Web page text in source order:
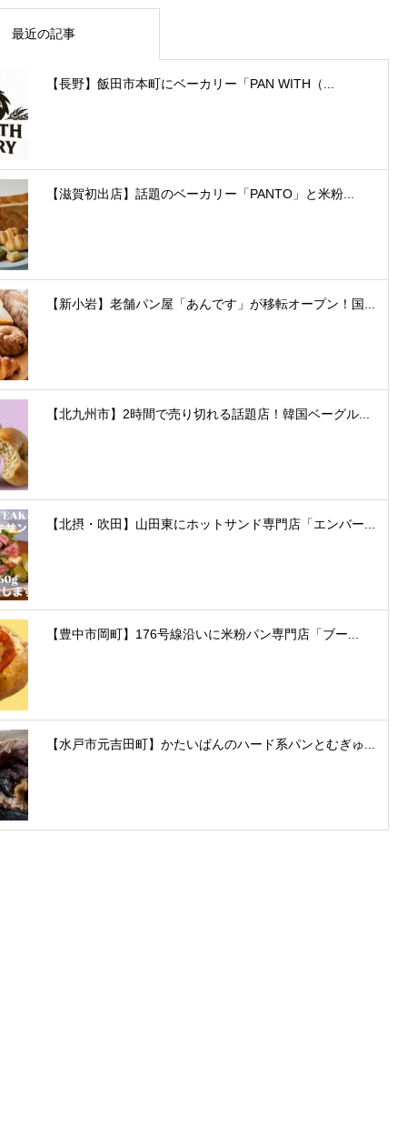
最近の記事
【長野】飯田市本町にベーカリー「PAN WITH（...
【滋賀初出店】話題のベーカリー「PANTO」と米粉...
【新小岩】老舗パン屋「あんです」が移転オープン！国...
【北九州市】2時間で売り切れる話題店！韓国ベーグル...
【北摂・吹田】山田東にホットサンド専門店「エンバー...
【豊中市岡町】176号線沿いに米粉パン専門店「ブー...
【水戸市元吉田町】かたいぱんのハード系パンとむぎゅ...